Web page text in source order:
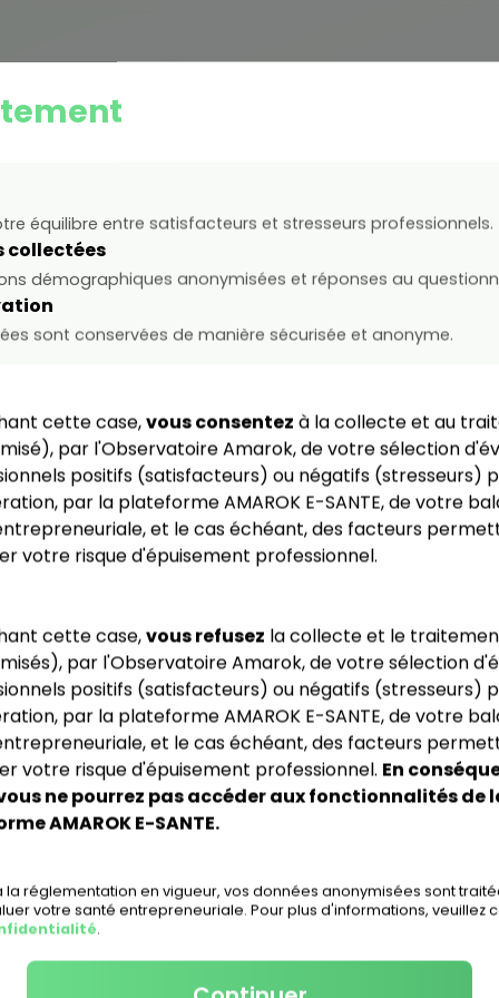
équilibre entre satisfacteurs et stresseurs professionnels.
collectées
démographiques anonymisées et réponses au
sont conservées de manière sécurisée et anonyme.
cette case,vous consentez à la collecte et au
par l'Observatoire Amarok, de votre sélection
positifs (satisfacteurs) ou négatifs (stresseurs)
par la plateforme AMAROK E-SANTE, de votre
et le cas échéant, des facteurs
votre risque d'épuisement professionnel.
cette case,vous refusez la collecte et le
par l'Observatoire Amarok, de votre sélection
positifs (satisfacteurs) ou négatifs (stresseurs)
par la plateforme AMAROK E-SANTE, de votre
et le cas échéant, des facteurs
votre risque d'épuisement professionnel. En
ne pourrez pas accéder aux fonctionnalités de
AMAROK E-SANTE.
réglementation en vigueur, vos données anonymisées sont
votre santé entrepreneuriale. Pour plus d'informations, veuillez
.
votre indicateur de
globale
peuvent avoir des événements de vie
(satisfacteurs) et négatifs (stresseurs)*. Le test
d'établir votre indicateur de santé globale en
que vous avez pu rencontrer lors du
T. and O. TORRES (2017), "Stressors and satisfactors in entrepreneurial
mixed methods study predicting small business owners' health",
of Entrepreneurship and Small Business, Vol. 32, n°4, p. 537-569
O. et al. (2025), "Amarok e-Santé : une solution digitale de prévention
des entrepreneurs", Entreprendre & Innover, 2025/2, n°55, p. 114-125